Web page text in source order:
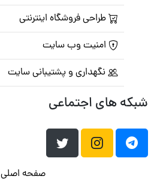
طراحی فروشگاه اینترنتی
امنیت وب سایت
نگهداری و پشتیبانی سایت
شبکه های اجتماعی
صفحه اصلی